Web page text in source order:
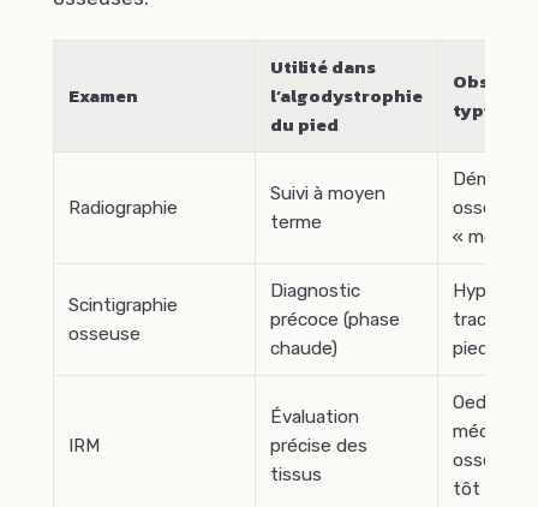
Examen
Utilité dans
l’algodystrophie
du pied
typiques
Radiographie
Suivi à moyen
terme
osseuse
«
Scintigraphie
osseuse
Diagnostic
précoce (phase
chaude)
traceur
pied
IRM
Évaluation
précise des
tissus
Oedème
médullaire
osseux
tôt